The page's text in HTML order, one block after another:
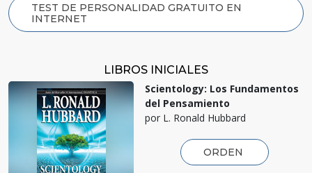
TEST DE PERSONALIDAD GRATUITO EN
INTERNET
LIBROS INICIALES
Scientology: Los Fundamentos
del Pensamiento
por L. Ronald Hubbard
ORDEN